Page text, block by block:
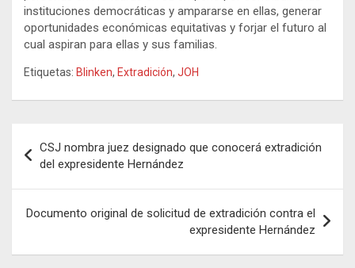
instituciones democráticas y ampararse en ellas, generar
oportunidades económicas equitativas y forjar el futuro al
cual aspiran para ellas y sus familias.
Etiquetas: Blinken, Extradición, JOH
de
entradas
CSJ nombra juez designado que conocerá extradición
del expresidente Hernández
Documento original de solicitud de extradición contra el
expresidente Hernández